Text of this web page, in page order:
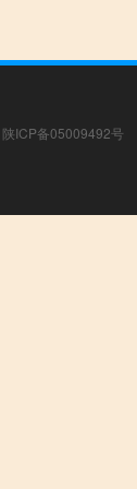
陕ICP备05009492号